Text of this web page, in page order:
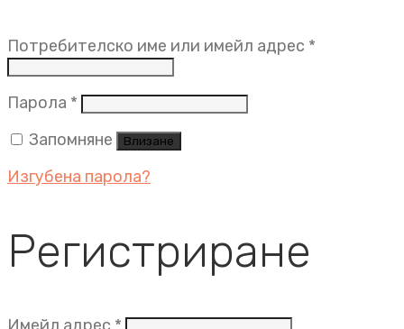
Потребителско име или имейл адрес *
Парола * Задължително
Запомняне
Влизане
Изгубена парола?
Регистриране
Задължително